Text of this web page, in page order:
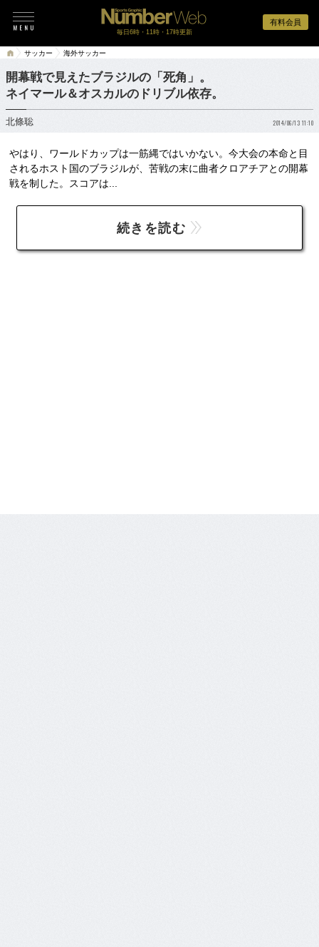
有料会員
毎日6時・11時・17時更新
サッカー 海外サッカー
開幕戦で見えたブラジルの「死角」。
ネイマール＆オスカルのドリブル依存。
北條聡 2014/06/13 11:10
やはり、ワールドカップは一筋縄ではいかない。今大会の本命と目
されるホスト国のブラジルが、苦戦の末に曲者クロアチアとの開幕
戦を制した。スコアは...
続きを読む